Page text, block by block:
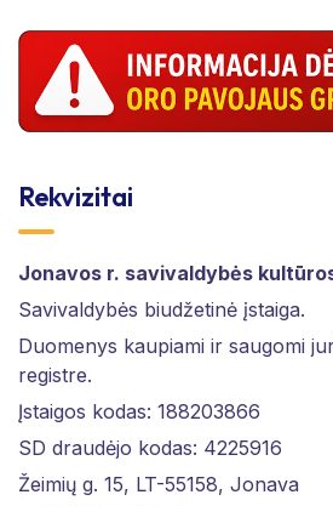
Rekvizitai
Jonavos r. savivaldybės
Savivaldybės biudžetinė įstaiga.
Duomenys kaupiami ir saugomi
registre.
Įstaigos kodas: 188203866
SD draudėjo kodas: 4225916
Žeimių g. 15, LT-55158, Jonava